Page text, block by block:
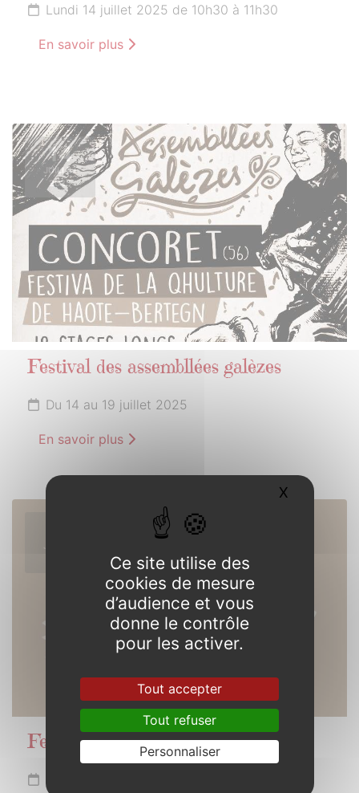
Lundi 14 juillet 2025 de 10h30 à 11h30
En savoir plus
14
JUILLET
2025
Festival des assembllées galèzes
Du 14 au 19 juillet 2025
En savoir plus
Festi’plein
Ce site utilise des
cookies de mesure
d’audience et vous
donne le contrôle
pour les activer.
Tout accepter
Tout refuser
Personnaliser
X Masquer